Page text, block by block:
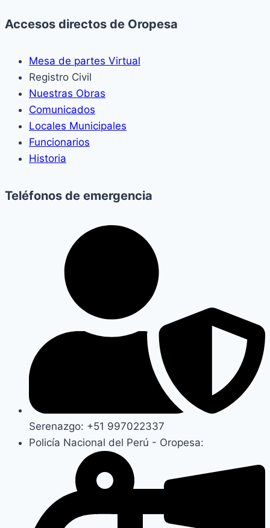
Accesos directos de Oropesa
Mesa de partes Virtual
Registro Civil
Nuestras Obras
Comunicados
Locales Municipales
Funcionarios
Historia
Teléfonos de emergencia
Serenazgo: +51 997022337
Policía Nacional del Perú - Oropesa: